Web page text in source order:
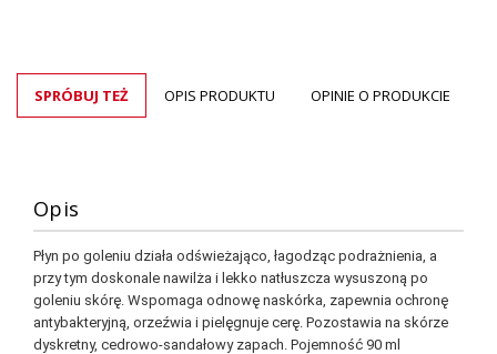
SPRÓBUJ TEŻ OPIS PRODUKTU OPINIE O PRODUKCIE
Opis
Płyn po goleniu działa odświeżająco, łagodząc podrażnienia, a
przy tym doskonale nawilża i lekko natłuszcza wysuszoną po
goleniu skórę. Wspomaga odnowę naskórka, zapewnia ochronę
antybakteryjną, orzeźwia i pielęgnuje cerę. Pozostawia na skórze
dyskretny, cedrowo-sandałowy zapach. Pojemność 90 ml